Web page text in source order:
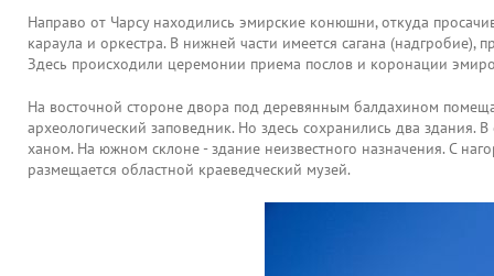
Направо от Чарсу находились эмирские конюшни, откуда
караула и оркестра. В нижней части имеется сагана
Здесь происходили церемонии приема послов и коронации
На восточной стороне двора под деревянным балдахином
археологический заповедник. Но здесь сохранились два
ханом. На южном склоне - здание неизвестного назначения. С
размещается областной краеведческий музей.